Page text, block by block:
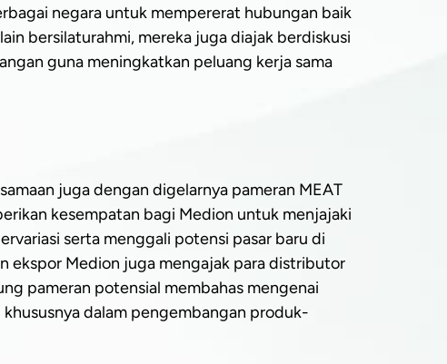
negara untuk mempererat hubungan baik
bersilaturahmi, mereka juga diajak berdiskusi
guna meningkatkan peluang kerja sama
juga dengan digelarnya pameran MEAT
kesempatan bagi Medion untuk menjajaki
serta menggali potensi pasar baru di
ekspor Medion juga mengajak para distributor
pameran potensial membahas mengenai
dalam pengembangan produk-